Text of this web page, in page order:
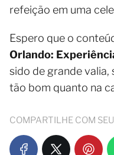
refeição em uma
Espero que o
Orlando:
sido de grande
tão bom quanto na
COMPARTILHE COM